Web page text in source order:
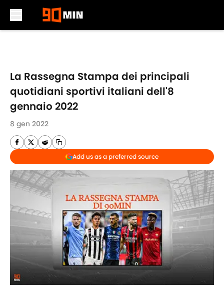
La Rassegna Stampa dei principali
quotidiani sportivi italiani dell'8
gennaio 2022
8 gen 2022
Add us as a preferred source